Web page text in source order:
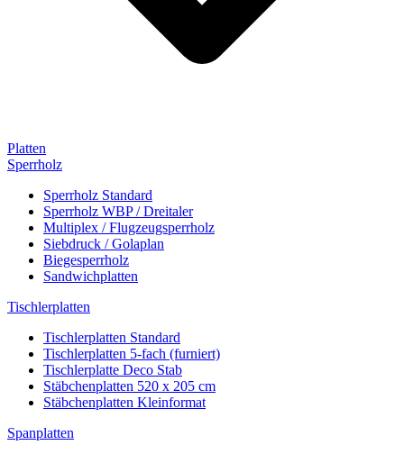
Platten
Sperrholz
Sperrholz Standard
Sperrholz WBP / Dreitaler
Multiplex / Flugzeugsperrholz
Siebdruck / Golaplan
Biegesperrholz
Sandwichplatten
Tischlerplatten
Tischlerplatten Standard
Tischlerplatten 5-fach (furniert)
Tischlerplatte Deco Stab
Stäbchenplatten 520 x 205 cm
Stäbchenplatten Kleinformat
Spanplatten